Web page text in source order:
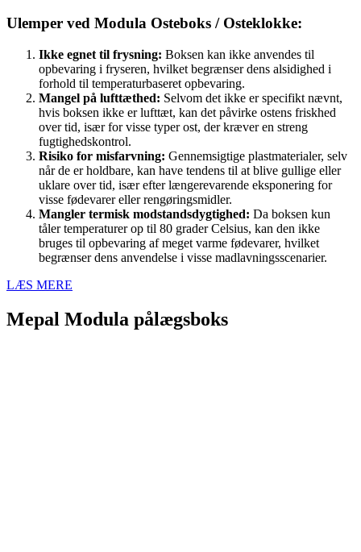
Ulemper ved Modula Osteboks / Osteklokke:
Ikke egnet til frysning: Boksen kan ikke anvendes til
opbevaring i fryseren, hvilket begrænser dens alsidighed i
forhold til temperaturbaseret opbevaring.
Mangel på lufttæthed: Selvom det ikke er specifikt nævnt,
hvis boksen ikke er lufttæt, kan det påvirke ostens friskhed
over tid, især for visse typer ost, der kræver en streng
fugtighedskontrol.
Risiko for misfarvning: Gennemsigtige plastmaterialer, selv
når de er holdbare, kan have tendens til at blive gullige eller
uklare over tid, især efter længerevarende eksponering for
visse fødevarer eller rengøringsmidler.
Mangler termisk modstandsdygtighed: Da boksen kun
tåler temperaturer op til 80 grader Celsius, kan den ikke
bruges til opbevaring af meget varme fødevarer, hvilket
begrænser dens anvendelse i visse madlavningsscenarier.
LÆS MERE
Mepal Modula pålægsboks